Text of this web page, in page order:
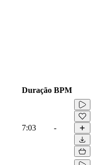
Duração BPM
7:03 -